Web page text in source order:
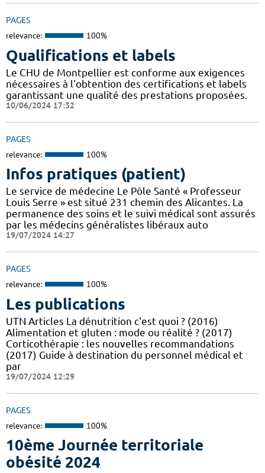
PAGES
relevance: 100%
Qualifications et labels
Le CHU de Montpellier est conforme aux exigences
nécessaires à l'obtention des certifications et labels
garantissant une qualité des prestations proposées.
10/06/2024 17:32
PAGES
relevance: 100%
Infos pratiques (patient)
Le service de médecine Le Pôle Santé « Professeur
Louis Serre » est situé 231 chemin des Alicantes. La
permanence des soins et le suivi médical sont assurés
par les médecins généralistes libéraux auto
19/07/2024 14:27
PAGES
relevance: 100%
Les publications
UTN Articles La dénutrition c'est quoi ? (2016)
Alimentation et gluten : mode ou réalité ? (2017)
Corticothérapie : les nouvelles recommandations
(2017) Guide à destination du personnel médical et
par
19/07/2024 12:29
PAGES
relevance: 100%
10ème Journée territoriale
obésité 2024